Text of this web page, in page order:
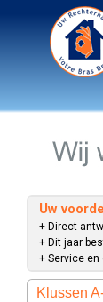
Uw
+ Direct
+ Dit jaar
+ Service en
Klussen